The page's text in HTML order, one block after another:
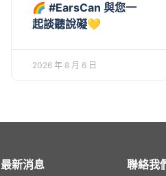
🌈 #EarsCan 與您一
起談聽說礙💛
2026 年 8 月 6 日
最新消息 聯絡我